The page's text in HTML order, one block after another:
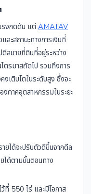
รงกดดัน แต่ AMATAV
ะสถานะทางการเงินที่
ลขายที่ดินที่อยู่ระหว่าง
ตรมาสถัดไป รวมถึงการ
เติบโตในระดับสูง ซึ่งจะ
ภาคอุตสาหกรรมในระยะ
ายได้จะปรับตัวดีขึ้นจากดีล
ได้ตามขั้นตอนทาง
ว้ที่ 550 ไร่ และมีโอกาส